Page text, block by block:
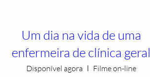
Um dia na vida de uma
enfermeira de clínica geral
Disponível agora Filme on-line